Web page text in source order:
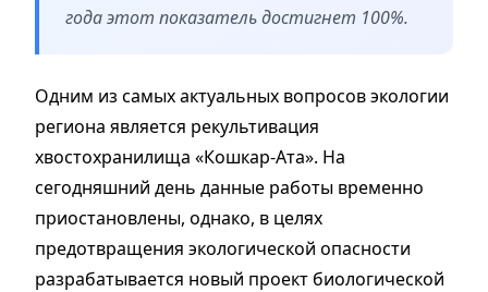
года этот показатель достигнет 100%.
Одним из самых актуальных вопросов экологии
региона является рекультивация
хвостохранилища «Кошкар-Ата». На
сегодняшний день данные работы временно
приостановлены, однако, в целях
предотвращения экологической опасности
разрабатывается новый проект биологической